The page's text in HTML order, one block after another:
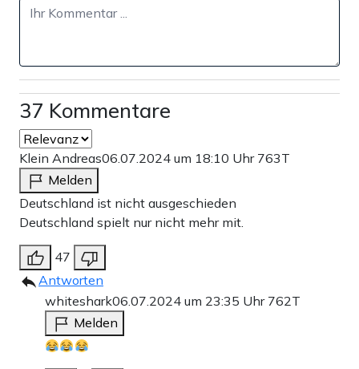
37 Kommentare
Klein Andreas06.07.2024 um 18:10 Uhr 763T
Melden
Deutschland ist nicht ausgeschieden
Deutschland spielt nur nicht mehr mit.
47
Antworten
whiteshark06.07.2024 um 23:35 Uhr 762T
Melden